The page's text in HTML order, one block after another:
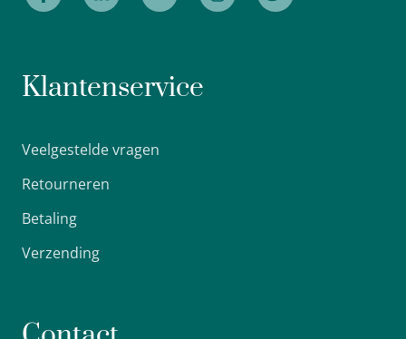
Klantenservice
Veelgestelde vragen
Retourneren
Betaling
Verzending